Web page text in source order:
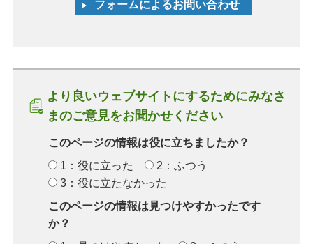
より良いウェブサイトにするためにみなさ
まのご意見をお聞かせください
このページの情報は役に立ちましたか？
1：役に立った
2：ふつう
3：役に立たなかった
このページの情報は見つけやすかったです
か？